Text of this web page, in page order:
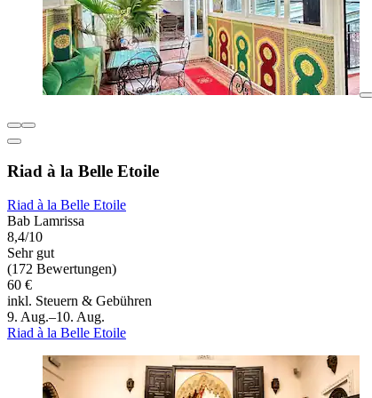
Riad à la Belle Etoile
Riad à la Belle Etoile
Bab Lamrissa
8,4/10
Sehr gut
(172 Bewertungen)
60 €
inkl. Steuern & Gebühren
9. Aug.–10. Aug.
Riad à la Belle Etoile